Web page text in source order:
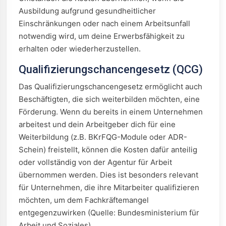
Ausbildung aufgrund gesundheitlicher
Einschränkungen oder nach einem Arbeitsunfall
notwendig wird, um deine Erwerbsfähigkeit zu
erhalten oder wiederherzustellen.
Qualifizierungschancengesetz (QCG)
Das Qualifizierungschancengesetz ermöglicht auch
Beschäftigten, die sich weiterbilden möchten, eine
Förderung. Wenn du bereits in einem Unternehmen
arbeitest und dein Arbeitgeber dich für eine
Weiterbildung (z.B. BKrFQG-Module oder ADR-
Schein) freistellt, können die Kosten dafür anteilig
oder vollständig von der Agentur für Arbeit
übernommen werden. Dies ist besonders relevant
für Unternehmen, die ihre Mitarbeiter qualifizieren
möchten, um dem Fachkräftemangel
entgegenzuwirken (Quelle: Bundesministerium für